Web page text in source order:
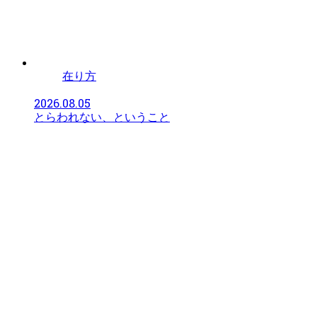
在り方
2026.08.05
とらわれない、ということ